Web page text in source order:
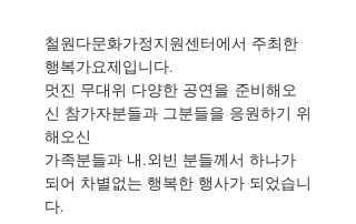
철원다문화가정지원센터에서 주최한
행복가요제입니다.
멋진 무대위 다양한 공연을 준비해오
신 참가자분들과 그분들을 응원하기 위
해오신
가족분들과 내.외빈 분들께서 하나가
되어 차별없는 행복한 행사가 되었습니
다.